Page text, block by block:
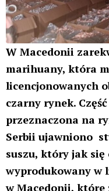
jest nadal w
faktyczne są
obecną nie
dalszych
– poinformowała
Europa.